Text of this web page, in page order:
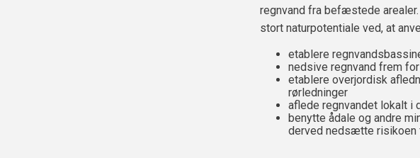
regnvand fra befæstede
stort naturpotentiale ved, at
etablere
nedsive regnvand frem
etablere overjordisk
rørledninger
aflede regnvandet lokalt i
benytte ådale og andre
derved nedsætte risikoen